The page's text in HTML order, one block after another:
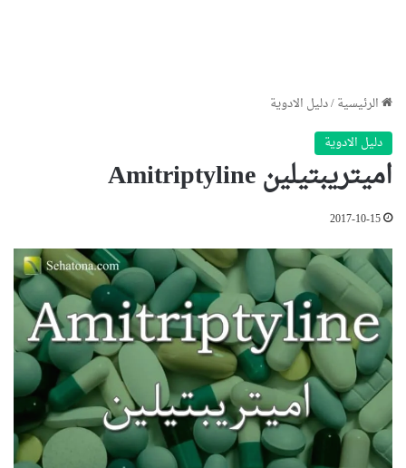
الرئيسية/دليل الادوية
دليل الادوية
اميتريبتيلين Amitriptyline
2017-10-15